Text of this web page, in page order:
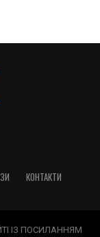
КОНТАКТИ
ІЗ ПОСИЛАННЯМ